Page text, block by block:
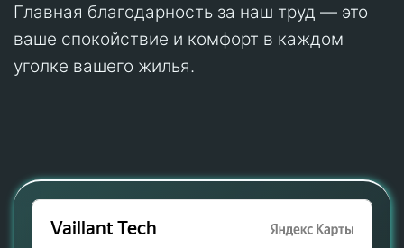
Главная благодарность за наш труд — это
ваше спокойствие и комфорт в каждом
уголке вашего жилья.